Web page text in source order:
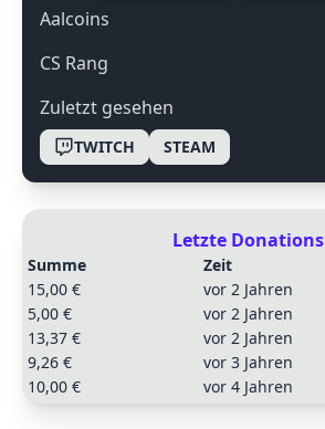
Aalcoins
CS Rang
Zuletzt gesehen
TWITCH STEAM
Letzte Donations
Summe
Zeit
15,00 €
vor 2 Jahren
5,00 €
vor 2 Jahren
13,37 €
vor 2 Jahren
9,26 €
vor 3 Jahren
10,00 €
vor 4 Jahren